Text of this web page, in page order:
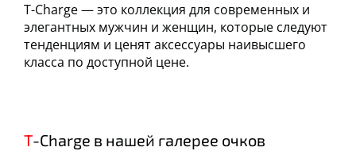
T-Charge — это коллекция для современных и
элегантных мужчин и женщин, которые следуют
тенденциям и ценят аксессуары наивысшего
класса по доступной цене.
T-Charge в нашей галерее очков